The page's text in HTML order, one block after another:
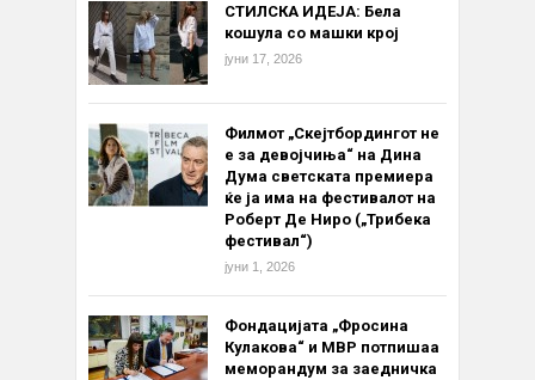
СТИЛСКА ИДЕЈА: Бела
кошула со машки крој
јуни 17, 2026
Филмот „Скејтбордингот не
е за девојчиња“ на Дина
Дума светската премиера
ќе ја има на фестивалот на
Роберт Де Ниро („Трибека
фестивал“)
јуни 1, 2026
Фондацијата „Фросина
Кулакова“ и МВР потпишаа
меморандум за заедничка